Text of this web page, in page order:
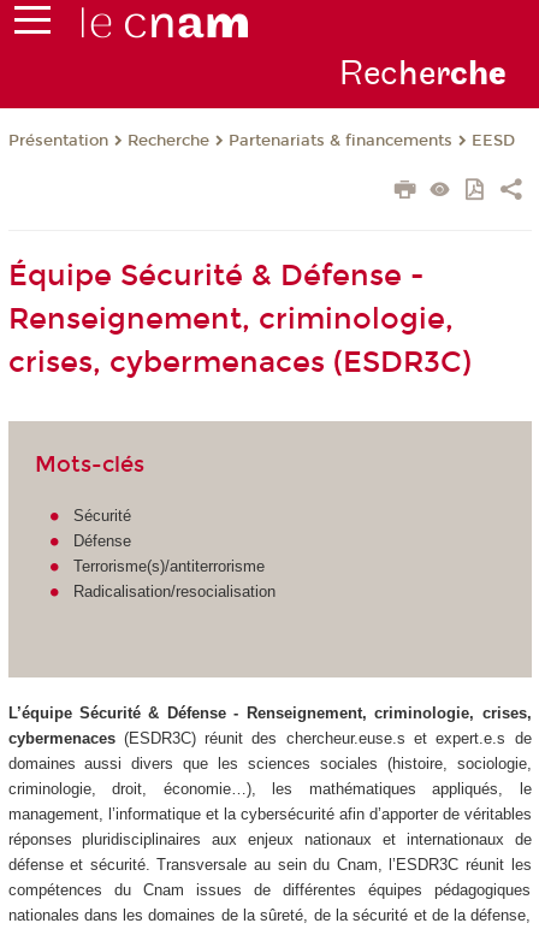
Recherche
Présentation Recherche Partenariats & financements EESD
Équipe Sécurité & Défense -
Renseignement, criminologie,
crises, cybermenaces (ESDR3C)
Mots-clés
Sécurité
Défense
Terrorisme(s)/antiterrorisme
Radicalisation/resocialisation
L’équipe Sécurité & Défense - Renseignement, criminologie, crises,
cybermenaces (ESDR3C) réunit des chercheur.euse.s et expert.e.s de
domaines aussi divers que les sciences sociales (histoire, sociologie,
criminologie, droit, économie…), les mathématiques appliqués, le
management, l’informatique et la cybersécurité afin d’apporter de véritables
réponses pluridisciplinaires aux enjeux nationaux et internationaux de
défense et sécurité. Transversale au sein du Cnam, l’ESDR3C réunit les
compétences du Cnam issues de différentes équipes pédagogiques
nationales dans les domaines de la sûreté, de la sécurité et de la défense,